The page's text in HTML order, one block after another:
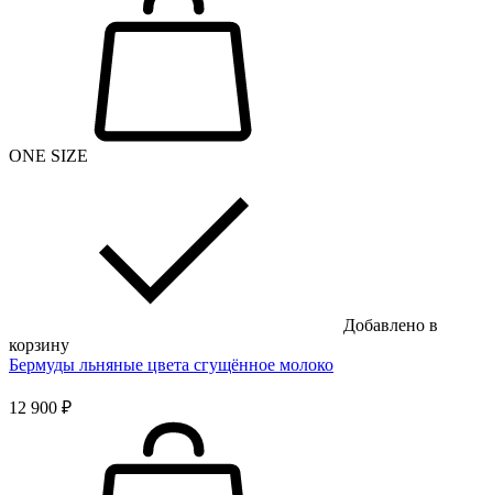
ONE SIZE
Добавлено в
корзину
Бермуды льняные цвета сгущённое молоко
12 900 ₽